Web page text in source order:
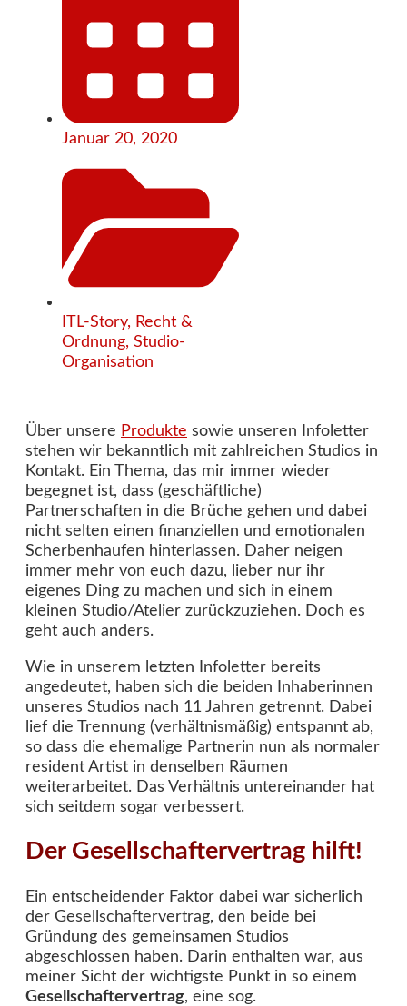
Januar 20, 2020
ITL-Story, Recht &
Ordnung, Studio-
Organisation
Über unsere Produkte sowie unseren Infoletter
stehen wir bekanntlich mit zahlreichen Studios in
Kontakt. Ein Thema, das mir immer wieder
begegnet ist, dass (geschäftliche)
Partnerschaften in die Brüche gehen und dabei
nicht selten einen finanziellen und emotionalen
Scherbenhaufen hinterlassen. Daher neigen
immer mehr von euch dazu, lieber nur ihr
eigenes Ding zu machen und sich in einem
kleinen Studio/Atelier zurückzuziehen. Doch es
geht auch anders.
Wie in unserem letzten Infoletter bereits
angedeutet, haben sich die beiden Inhaberinnen
unseres Studios nach 11 Jahren getrennt. Dabei
lief die Trennung (verhältnismäßig) entspannt ab,
so dass die ehemalige Partnerin nun als normaler
resident Artist in denselben Räumen
weiterarbeitet. Das Verhältnis untereinander hat
sich seitdem sogar verbessert.
Der Gesellschaftervertrag hilft!
Ein entscheidender Faktor dabei war sicherlich
der Gesellschaftervertrag, den beide bei
Gründung des gemeinsamen Studios
abgeschlossen haben. Darin enthalten war, aus
meiner Sicht der wichtigste Punkt in so einem
Gesellschaftervertrag, eine sog.